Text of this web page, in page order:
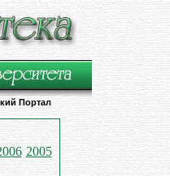
Портал
2005